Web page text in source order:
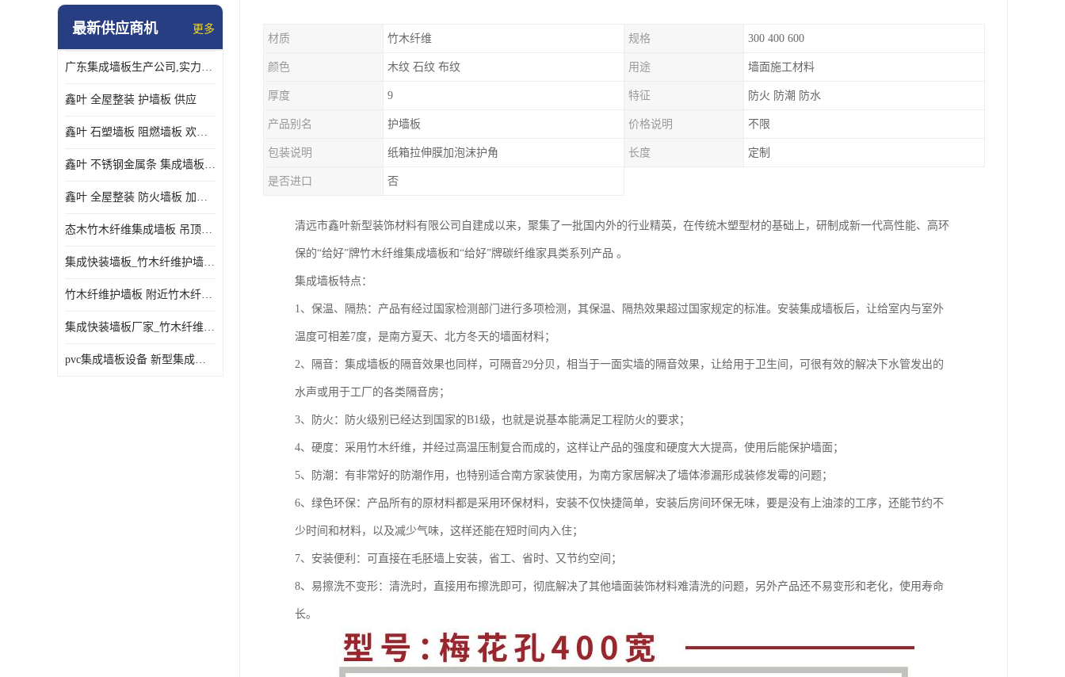
最新供应商机 更多
广东集成墙板生产公司,实力厂家-配送+设计+安装-没中间商
鑫叶 全屋整装 护墙板 供应
鑫叶 石塑墙板 阻燃墙板 欢迎选购
鑫叶 不锈钢金属条 集成墙板阴角线 欢迎选购
鑫叶 全屋整装 防火墙板 加工定制
态木竹木纤维集成墙板 吊顶板材 扣板快装 护墙板
集成快装墙板_竹木纤维护墙板厂家_竹木纤维集成墙板厂家
竹木纤维护墙板 附近竹木纤维集成墙板厂
集成快装墙板厂家_竹木纤维护墙板厂家_竹木纤维集成墙板厂家
pvc集成墙板设备 新型集成墙板 厂家供应
材质 竹木纤维 规格 300 400 600
颜色 木纹 石纹 布纹 用途 墙面施工材料
厚度 9 特征 防火 防潮 防水
产品别名 护墙板 价格说明 不限
包装说明 纸箱拉伸膜加泡沫护角 长度 定制
是否进口 否
清远市鑫叶新型装饰材料有限公司自建成以来，聚集了一批国内外的行业精英，在传统木塑型材的基础上，研制成新一代高性能、高环
保的“给好”牌竹木纤维集成墙板和“给好”牌碳纤维家具类系列产品 。
集成墙板特点：
1、保温、隔热：产品有经过国家检测部门进行多项检测，其保温、隔热效果超过国家规定的标准。安装集成墙板后，让给室内与室外
温度可相差7度，是南方夏天、北方冬天的墙面材料；
2、隔音：集成墙板的隔音效果也同样，可隔音29分贝，相当于一面实墙的隔音效果，让给用于卫生间，可很有效的解决下水管发出的
水声或用于工厂的各类隔音房；
3、防火：防火级别已经达到国家的B1级，也就是说基本能满足工程防火的要求；
4、硬度：采用竹木纤维，并经过高温压制复合而成的，这样让产品的强度和硬度大大提高，使用后能保护墙面；
5、防潮：有非常好的防潮作用，也特别适合南方家装使用，为南方家居解决了墙体渗漏形成装修发霉的问题；
6、绿色环保：产品所有的原材料都是采用环保材料，安装不仅快捷简单，安装后房间环保无味，要是没有上油漆的工序，还能节约不
少时间和材料，以及减少气味，这样还能在短时间内入住；
7、安装便利：可直接在毛胚墙上安装，省工、省时、又节约空间；
8、易擦洗不变形：清洗时，直接用布擦洗即可，彻底解决了其他墙面装饰材料难清洗的问题，另外产品还不易变形和老化，使用寿命
长。